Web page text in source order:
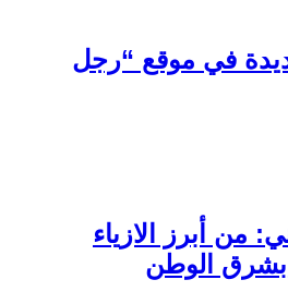
في موقع “رجل
من أبرز الازياء
بشرق الوطن